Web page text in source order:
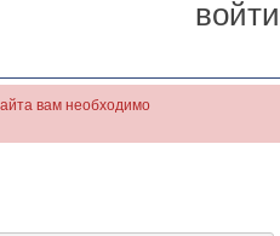
войти
вам необходимо